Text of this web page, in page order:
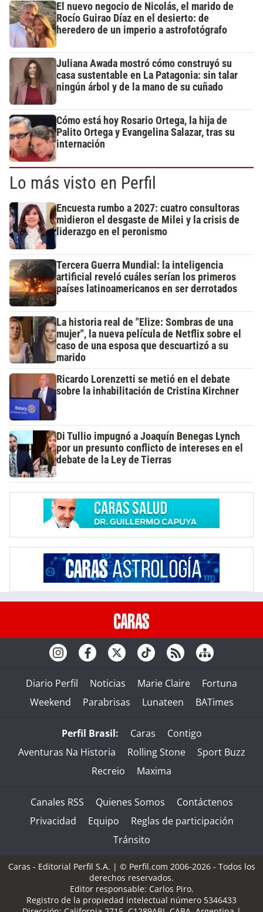
El nuevo negocio de Nicolás, el marido de
Rocío Guirao Díaz en el desierto: de
heredero de un imperio a astrofotógrafo
Juliana Awada mostró cómo construyó su
casa sustentable en La Patagonia: sin talar
ningún árbol y de la mano de su cuñado
Cómo está hoy Rosario Ortega, la hija de
Palito Ortega y Evangelina Salazar, tras su
internación
Lo más visto en Perfil
Encuesta rumbo a 2027: cuatro consultoras
midieron el desgaste de Milei y la crisis de
liderazgo en el peronismo
Tercera Guerra Mundial: la inteligencia
artificial reveló cuáles serían los primeros
países latinoamericanos en ser derrotados
La historia real de "Elize: Sombras de una
mujer", la nueva película de Netflix sobre el
caso de una esposa que descuartizó a su
marido
Ricardo Lorenzetti se metió en el debate
sobre la inhabilitación de Cristina Kirchner
Di Tullio impugnó a Joaquín Benegas Lynch
por un presunto conflicto de intereses en el
debate de la Ley de Tierras
Diario Perfil Noticias Marie Claire
Fortuna
Weekend
Parabrisas Lunateen BATimes
Perfil Brasil: Caras
Contigo
Aventuras Na Historia
Rolling Stone
Sport Buzz
Recreio
Maxima
Canales RSS Quienes Somos
Contáctenos
Privacidad
Equipo
Reglas de participación
Tránsito
Caras - Editorial Perfil S.A. | © Perfil.com 2006-2026 - Todos los
derechos reservados.
Editor responsable: Carlos Piro.
Registro de la propiedad intelectual número 5346433